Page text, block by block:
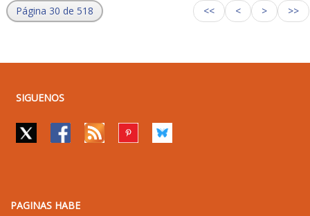
Página 30 de 518 << < > >>
SIGUENOS
PAGINAS HABE